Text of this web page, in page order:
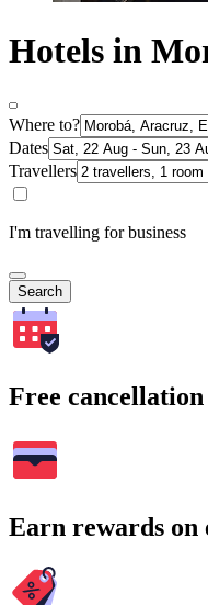
Hotels in
Where to?
Dates
Travellers
I'm travelling for business
Search
Free
Earn rewards on